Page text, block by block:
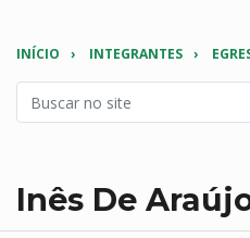
INÍCIO INTEGRANTES
Inês De